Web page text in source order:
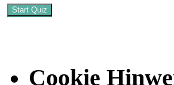
Start Quiz
Cookie